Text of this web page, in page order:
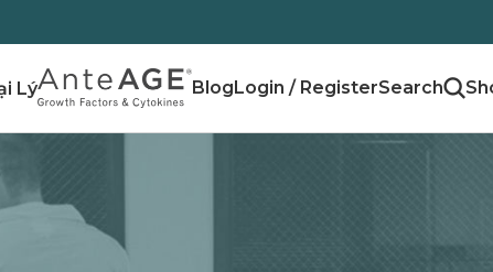
Lý BlogLogin / Register